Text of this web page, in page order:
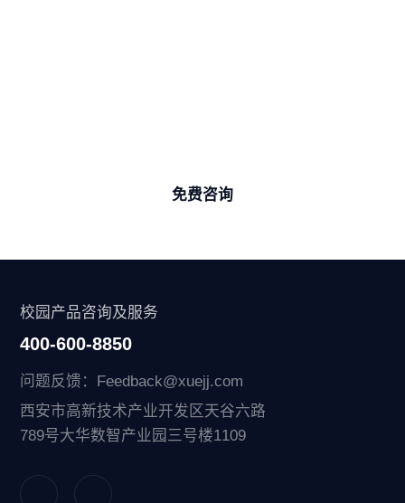
免费咨询
校园产品咨询及服务
400-600-8850
问题反馈：Feedback@xuejj.com
西安市高新技术产业开发区天谷六路
789号大华数智产业园三号楼1109